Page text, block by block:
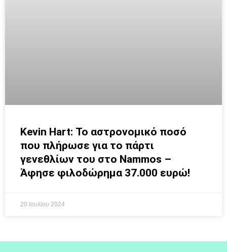
Kevin Hart: Το αστρονομικό ποσό
που πλήρωσε για το πάρτι
γενεθλίων του στο Nammos –
Άφησε φιλοδώρημα 37.000 ευρώ!
20 Ιουλίου 2024